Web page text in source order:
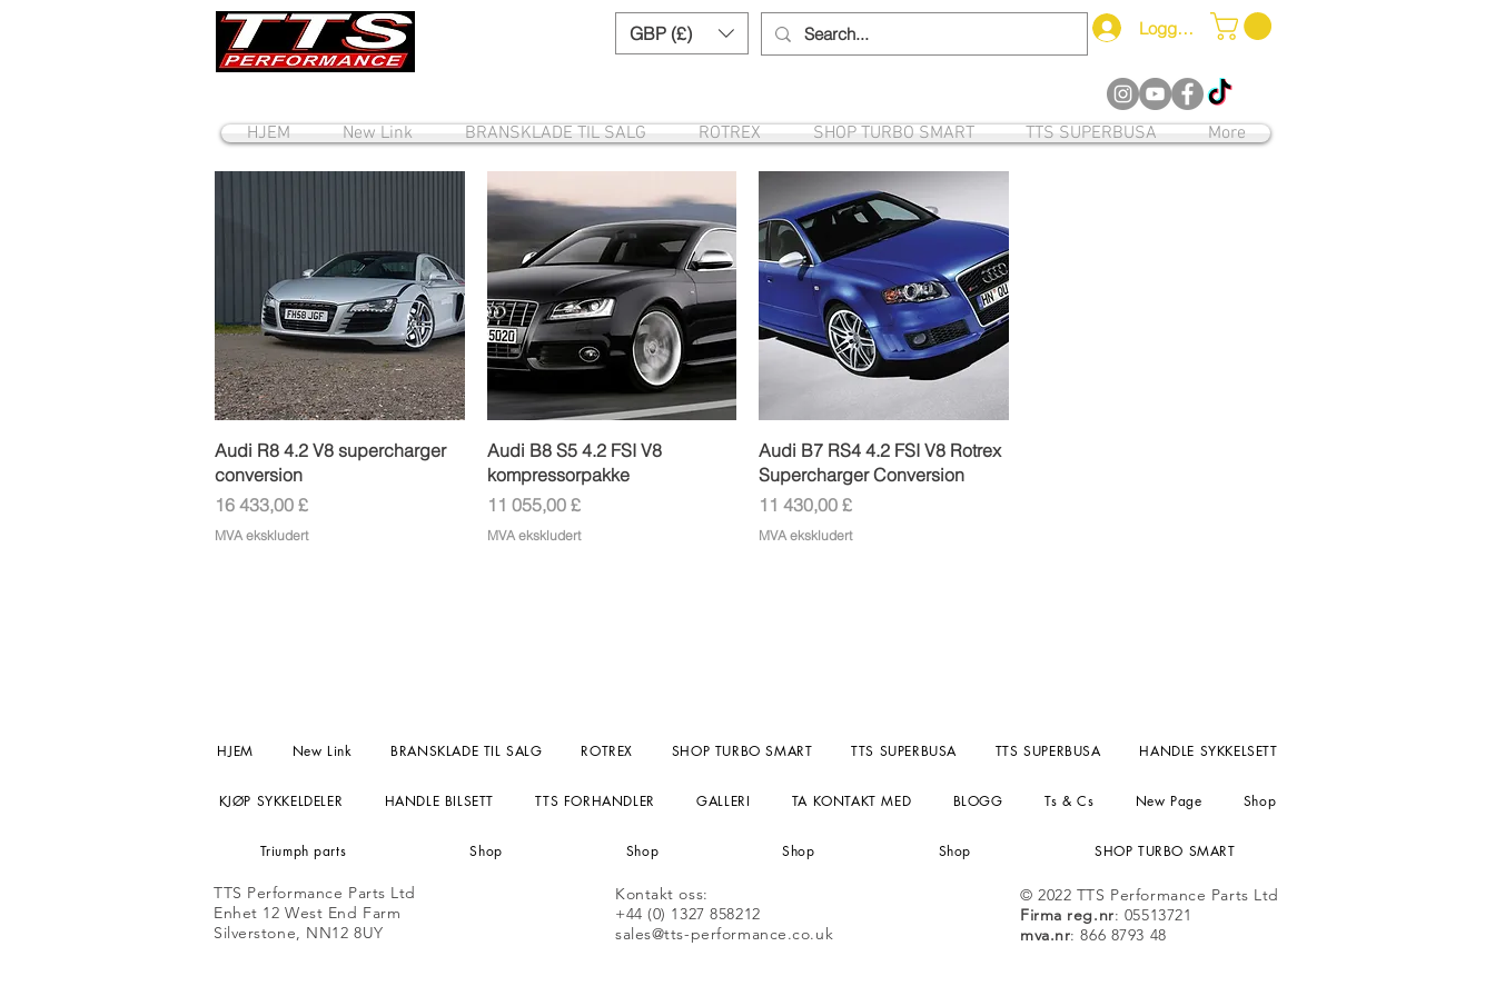
GBP (£) Logg inn
HJEM New Link BRANSKLADE TIL SALG ROTREX SHOP TURBO SMART TTS SUPERBUSA More
Hurtigvisning
Audi R8 4.2 V8 supercharger
conversion
Pris
16 433,00 £
MVA ekskludert
Hurtigvisning
Audi B8 S5 4.2 FSI V8
kompressorpakke
Pris
11 055,00 £
MVA ekskludert
Hurtigvisning
Audi B7 RS4 4.2 FSI V8 Rotrex
Supercharger Conversion
Pris
11 430,00 £
MVA ekskludert
HJEM New Link BRANSKLADE TIL SALG ROTREX SHOP TURBO SMART TTS SUPERBUSA TTS SUPERBUSA HANDLE SYKKELSETT
KJØP SYKKELDELER HANDLE BILSETT TTS FORHANDLER GALLERI TA KONTAKT MED BLOGG Ts & Cs New Page Shop
Triumph parts Shop Shop Shop Shop SHOP TURBO SMART
TTS Performance Parts Ltd
Enhet 12 West End Farm
Silverstone, NN12 8UY
Kontakt oss:
+44 (0) 1327 858212
sales@tts-performance.co.uk
© 2022 TTS Performance Parts Ltd
Firma reg.nr: 05513721
mva.nr: 866 8793 48